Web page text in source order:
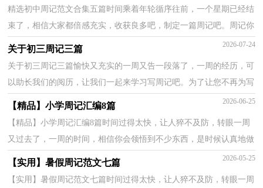
精选初中周记范文合集五篇时间乘着年轮循序往前，一个星期已经结
束了，相信大家都倍感充实，收获良多吧，制定一篇周记吧。周记你
想好怎么写了吗？下面是小编帮大家整理的初中周记5篇，...
关于初三周记三篇 2026-07-24
关于初三周记三篇愉快又充实的一周又告一段落了，一周的经历，可
以助长我们的阅历，让我们一起来学习写周记吧。为了让您不再为写
周记头疼，以下是小编整理的初三周记3篇，欢迎大家分...
【精品】小学周记汇编8篇 2026-06-25
【精品】小学周记汇编8篇时间过得太快，让人猝不及防，转眼一周
又过去了，一周的时间，相信你会领悟到不少东西，是时候认真地做
好周记了。什么样的周记才是好的周记呢？以下是小编为大...
【实用】暑假周记范文七篇 2026-05-25
【实用】暑假周记范文七篇时间过得太快，让人猝不及防，转眼一周